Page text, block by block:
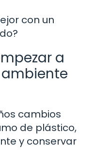
con un
a
cambios
de plástico,
y conservar